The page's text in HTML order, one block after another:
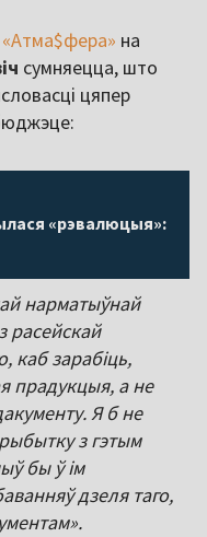
«Атма$фера» на
сумняецца, што
цяпер
«рэвалюцыя»:
нарматыўнай
расейскай
каб зарабіць,
прадукцыя, а не
Я б не
з гэтым
бы ў ім
дзеля таго,